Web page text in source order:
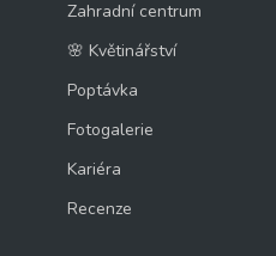
Zahradní centrum
🌸 Květinářství
Poptávka
Fotogalerie
Kariéra
Recenze